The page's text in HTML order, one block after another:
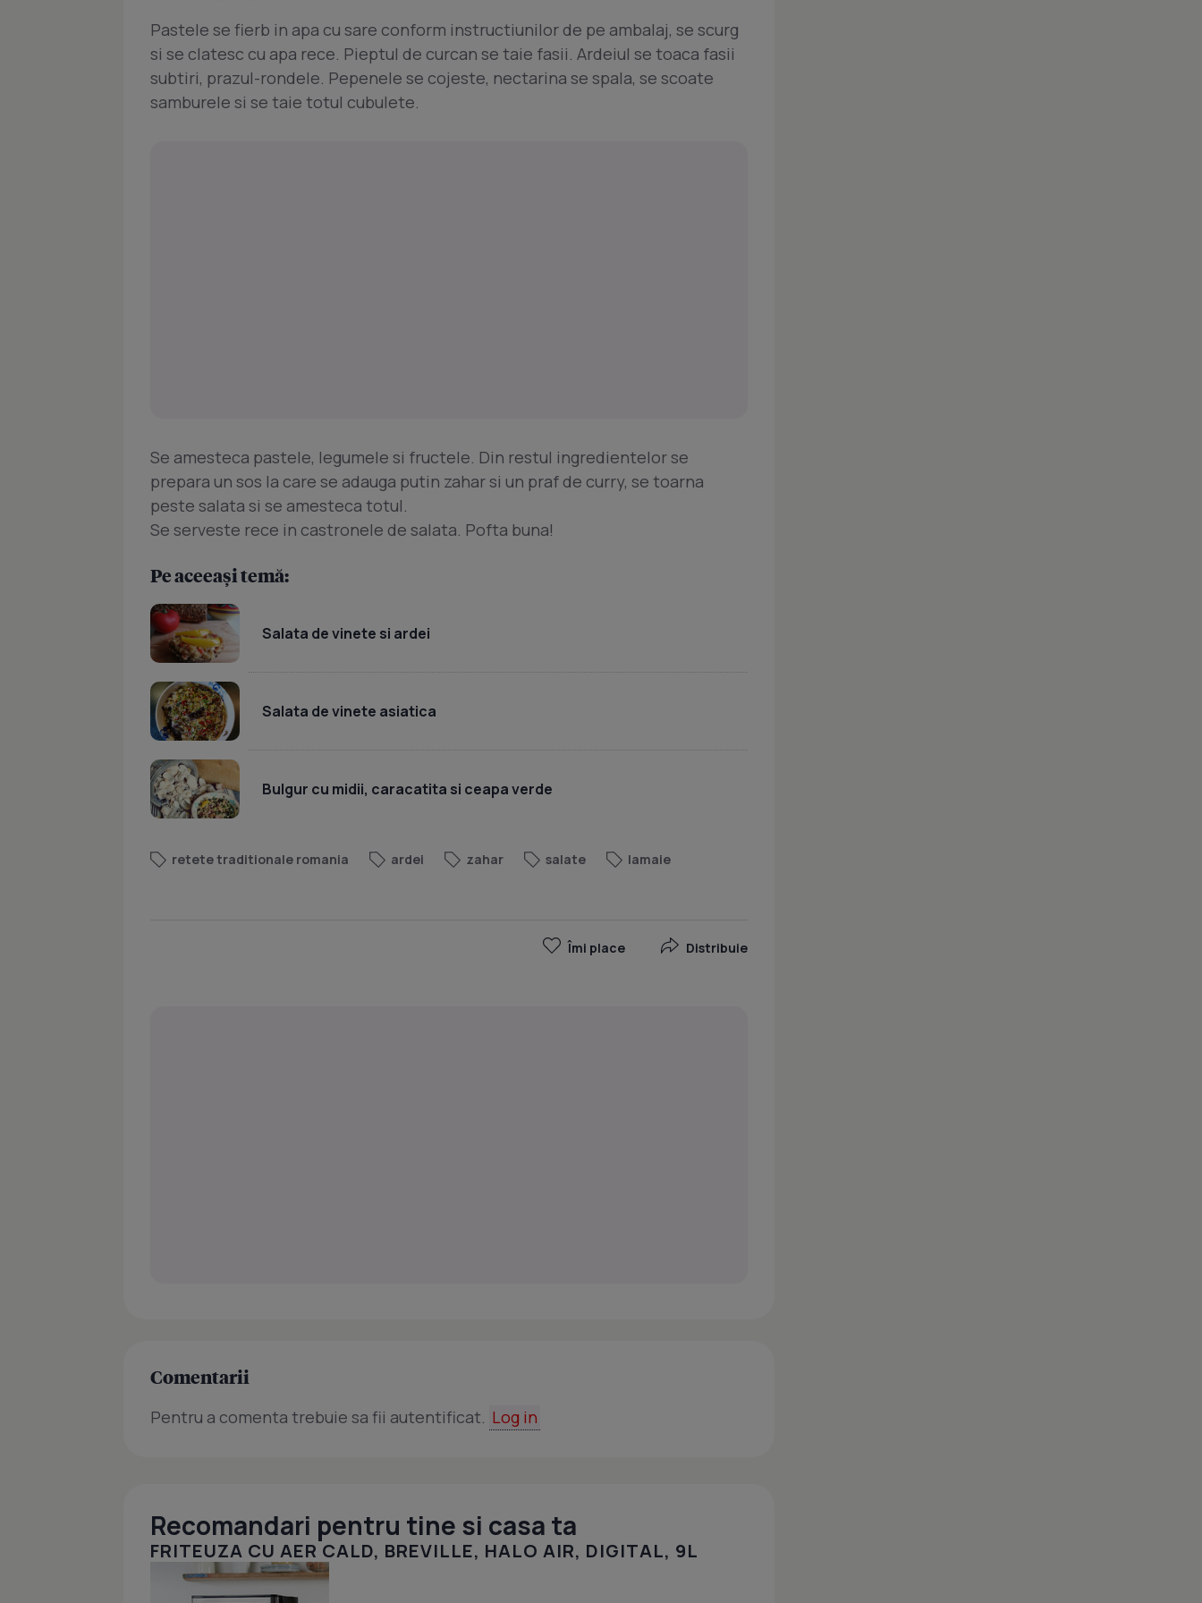
Pastele se fierb in apa cu sare conform instructiunilor de pe ambalaj, se scurg
si se clatesc cu apa rece. Pieptul de curcan se taie fasii. Ardeiul se toaca fasii
subtiri, prazul-rondele. Pepenele se cojeste, nectarina se spala, se scoate
samburele si se taie totul cubulete.
Se amesteca pastele, legumele si fructele. Din restul ingredientelor se
prepara un sos la care se adauga putin zahar si un praf de curry, se toarna
peste salata si se amesteca totul.
Se serveste rece in castronele de salata. Pofta buna!
Pe aceeași temă:
Salata de vinete si ardei
Salata de vinete asiatica
Bulgur cu midii, caracatita si ceapa verde
retete traditionale romania ardei zahar salate lamaie
Îmi place Distribuie
Comentarii
Pentru a comenta trebuie sa fii autentificat. Log in
Recomandari pentru tine si casa ta
FRITEUZA CU AER CALD, BREVILLE, HALO AIR, DIGITAL, 9L